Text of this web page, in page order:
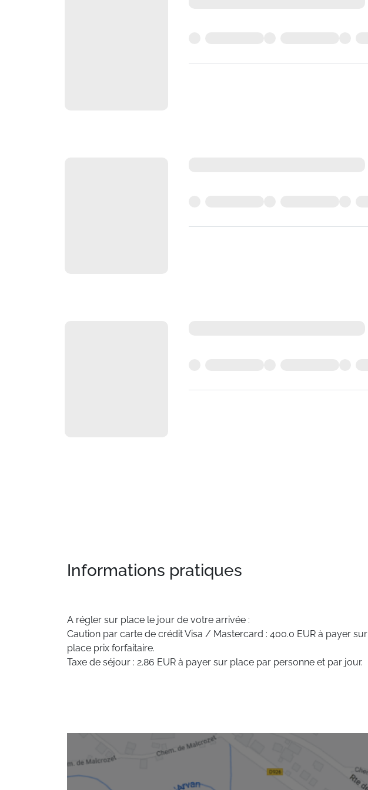
Informations pratiques
A régler sur place le jour de votre arrivée :
Caution par carte de crédit Visa / Mastercard : 400.0 EUR à payer sur
place prix forfaitaire.
Taxe de séjour : 2.86 EUR à payer sur place par personne et par jour.